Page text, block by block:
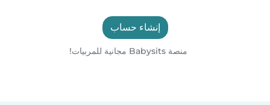
إنشاء حساب
منصة Babysits مجانية للمربيات!